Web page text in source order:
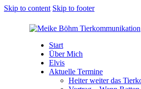
Skip to content Skip to footer
Start
Über Mich
Elvis
Aktuelle Termine
Heiter weiter das